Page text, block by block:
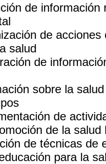
de información
de acciones
salud
de
sobre la
de
de la salud
de técnicas de
para la